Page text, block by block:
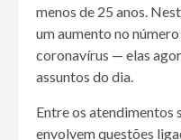
menos de 25 anos.
um aumento no
coronavírus — elas
assuntos do dia.
Entre os atendimentos
envolvem questões